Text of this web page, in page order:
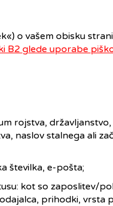
o vašem obisku
B2 glede uporabe
rojstva,
naslov stalnega ali
številka, e-pošta;
kot so zaposlitev/
prihodki, vrsta